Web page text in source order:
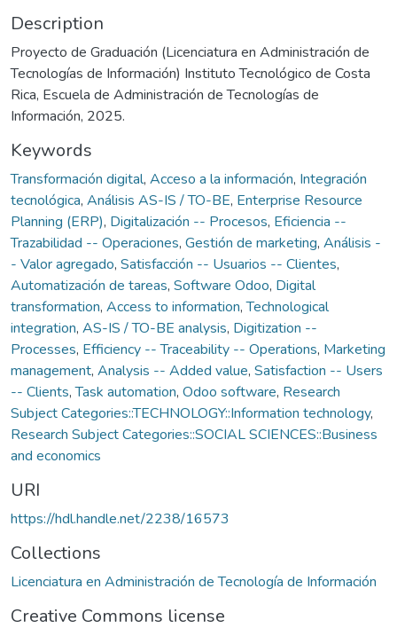
Description
Proyecto de Graduación (Licenciatura en Administración de
Tecnologías de Información) Instituto Tecnológico de Costa
Rica, Escuela de Administración de Tecnologías de
Información, 2025.
Keywords
Transformación digital, Acceso a la información, Integración
tecnológica, Análisis AS-IS / TO-BE, Enterprise Resource
Planning (ERP), Digitalización -- Procesos, Eficiencia --
Trazabilidad -- Operaciones, Gestión de marketing, Análisis -
- Valor agregado, Satisfacción -- Usuarios -- Clientes,
Automatización de tareas, Software Odoo, Digital
transformation, Access to information,Technological
integration, AS-IS / TO-BE analysis, Digitization --
Processes, Efficiency -- Traceability -- Operations, Marketing
management, Analysis -- Added value, Satisfaction -- Users
-- Clients,Task automation, Odoo software, Research
Subject Categories::TECHNOLOGY::Information technology,
Research Subject Categories::SOCIAL SCIENCES::Business
and economics
URI
https://hdl.handle.net/2238/16573
Collections
Licenciatura en Administración de Tecnología de Información
Creative Commons license